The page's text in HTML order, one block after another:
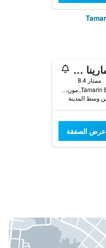
فندق تامارينا غولف آند سبا البوتيكي
ممتاز 8.4
Tamarin Bay, Tamarin, موريشيوس
عرض الصفقة